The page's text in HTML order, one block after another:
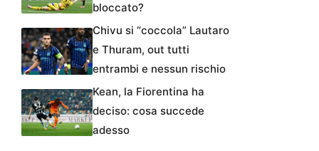
bloccato?
Chivu si “coccola” Lautaro
e Thuram, out tutti
entrambi e nessun rischio
Kean, la Fiorentina ha
deciso: cosa succede
adesso